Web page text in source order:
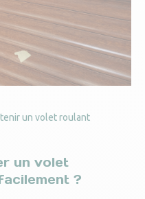
un volet roulant
un volet
?